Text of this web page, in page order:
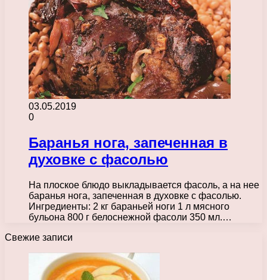
03.05.2019
0
Баранья нога, запеченная в
духовке с фасолью
На плоское блюдо выкладывается фасоль, а на нее
баранья нога, запеченная в духовке с фасолью.
Ингредиенты: 2 кг бараньей ноги 1 л мясного
бульона 800 г белоснежной фасоли 350 мл.…
Свежие записи